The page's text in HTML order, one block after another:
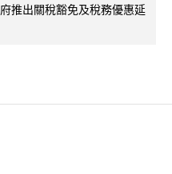
推出關稅豁免及稅務優惠延